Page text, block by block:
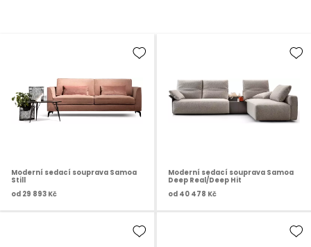
Moderní sedací souprava Samoa
Still
od 29 893 Kč
Moderní sedací souprava Samoa
Deep Real/Deep Hit
od 40 478 Kč